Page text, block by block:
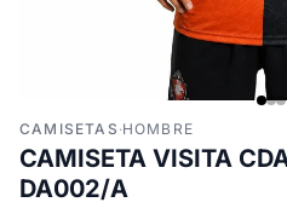
CAMISETAS ·HOMBRE
CAMISETA VISITA
DA002/A